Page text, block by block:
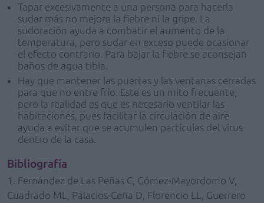
Tapar excesivamente a una persona para hacerla
sudar más no mejora la fiebre ni la gripe. La
sudoración ayuda a combatir el aumento de la
temperatura, pero sudar en exceso puede ocasionar
el efecto contrario. Para bajar la fiebre se aconsejan
baños de agua tibia.
Hay que mantener las puertas y las ventanas cerradas
para que no entre frío. Este es un mito frecuente,
pero la realidad es que es necesario ventilar las
habitaciones, pues facilitar la circulación de aire
ayuda a evitar que se acumulen partículas del virus
dentro de la casa.
Bibliografía
1. Fernández de Las Peñas C, Gómez-Mayordomo V,
Cuadrado ML, Palacios-Ceña D, Florencio LL, Guerrero